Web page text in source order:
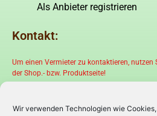
Wir verwenden Technologien wie
Als Anbieter registrieren
Kontakt:
Um einen Vermieter zu kontaktieren,
der Shop.- bzw. Produktseite!